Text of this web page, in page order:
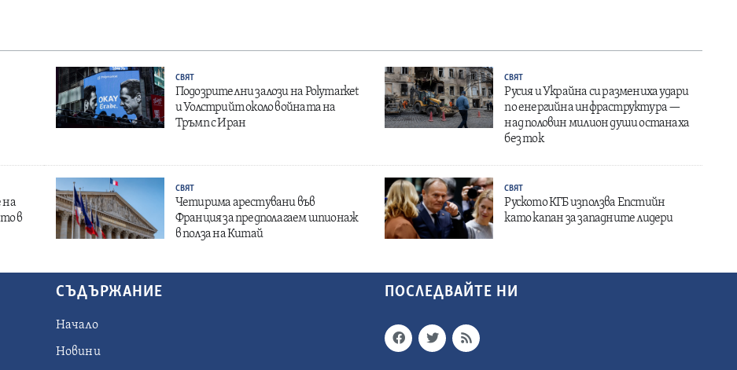
СВЯТ
Подозрителни залози на Polymarket
и Уолстрийт около войната на
Тръмп с Иран
СВЯТ
Русия и Украйна си размениха удари
по енергийна инфраструктура —
над половин милион души останаха
без ток
на
в
СВЯТ
Четирима арестувани във
Франция за предполагаем шпионаж
в полза на Китай
СВЯТ
Руското КГБ използва Епстийн
като капан за западните лидери
СЪДЪРЖАНИЕ
Начало
Новини
ПОСЛЕДВАЙТЕ НИ